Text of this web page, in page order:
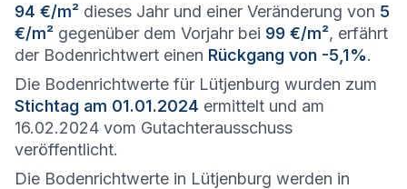
94 €/m² dieses Jahr und einer Veränderung von 5
€/m² gegenüber dem Vorjahr bei 99 €/m², erfährt
der Bodenrichtwert einen Rückgang von -5,1%.
Die Bodenrichtwerte für Lütjenburg wurden zum
Stichtag am 01.01.2024 ermittelt und am
16.02.2024 vom Gutachterausschuss
veröffentlicht.
Die Bodenrichtwerte in Lütjenburg werden in